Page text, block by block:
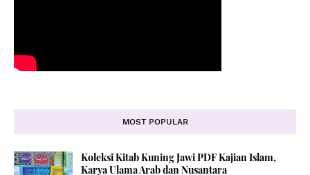
MOST POPULAR
Koleksi Kitab Kuning Jawi PDF Kajian Islam,
Karya Ulama Arab dan Nusantara